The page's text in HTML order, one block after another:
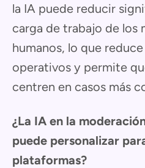
la IA puede reducir
carga de trabajo de los
humanos, lo que
operativos y permite
centren en casos más
¿La IA en la
puede personalizar
plataformas?